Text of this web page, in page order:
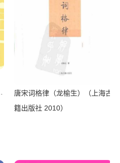
唐宋词格律（龙榆生）（上海古
籍出版社 2010）